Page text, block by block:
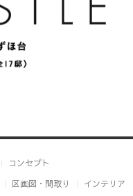
コンセプト
区画図・間取り
インテリア